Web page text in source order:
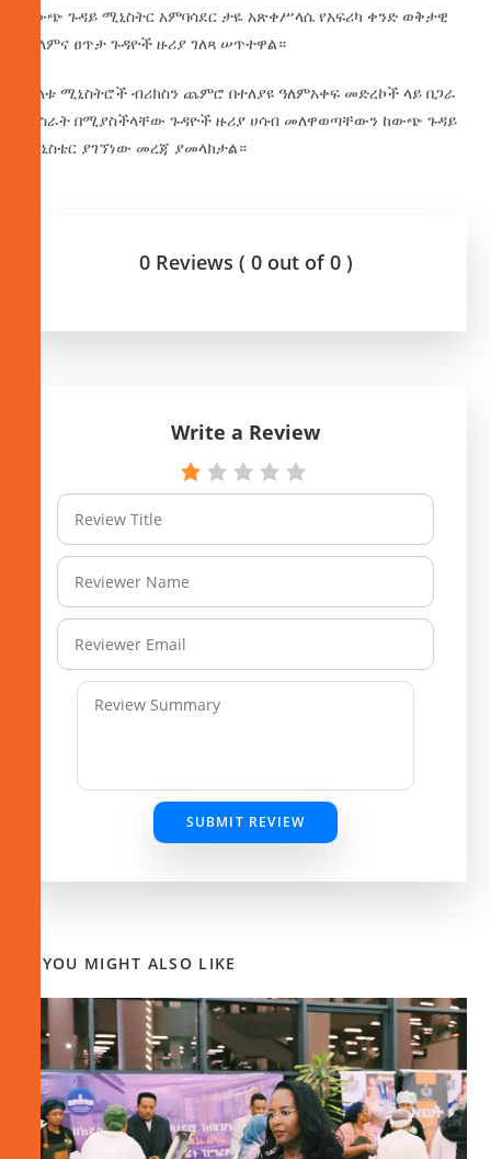
የውጭ ጉዳይ ሚኒስትር አምባሳደር ታዬ አጽቀሥላሴ የአፍሪካ ቀንድ ወቅታዊ
ሠላምና ፀጥታ ጉዳዮች ዙሪያ ገለጻ ሠጥተዋል።
ሁለቱ ሚኒስትሮች ብሪክስን ጨምሮ በተለያዩ ዓለምአቀፍ መድረኮች ላይ በጋራ
መስራት በሚያስችላቸው ጉዳዮች ዙሪያ ሀሳብ መለዋወጣቸውን ከውጭ ጉዳይ
ሚኒስቴር ያገኘነው መረጃ ያመላክታል።
0 Reviews ( 0 out of 0 )
Write a Review
SUBMIT REVIEW
YOU MIGHT ALSO LIKE